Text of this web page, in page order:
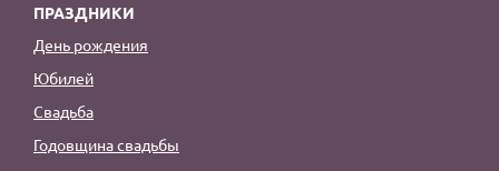
ПРАЗДНИКИ
День рождения
Юбилей
Свадьба
Годовщина свадьбы